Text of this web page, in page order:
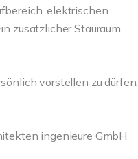
elektrischen
zusätzlicher Stauraum
vorstellen zu dürfen.
ingenieure GmbH